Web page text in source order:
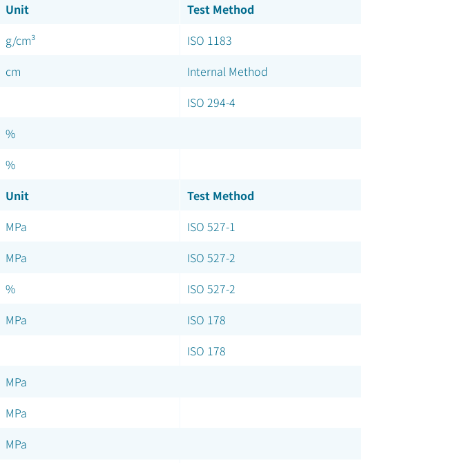
Unit
Test Method
g/cm³
ISO 1183
cm
Internal Method
ISO 294-4
%
%
Unit
Test Method
MPa
ISO 527-1
MPa
ISO 527-2
%
ISO 527-2
MPa
ISO 178
ISO 178
MPa
MPa
MPa